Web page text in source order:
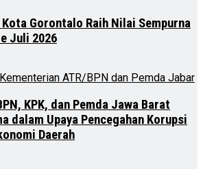
Gorontalo Raih Nilai Sempurna
Juli 2026
KPK, dan Pemda Jawa Barat
dalam Upaya Pencegahan Korupsi
Daerah